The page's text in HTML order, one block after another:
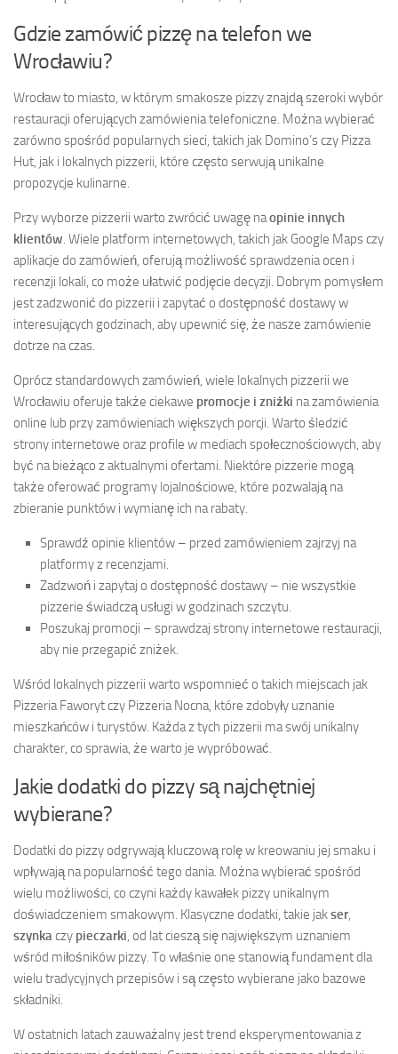
Gdzie zamówić pizzę na telefon we
Wrocławiu?
Wrocław to miasto, w którym smakosze pizzy znajdą szeroki wybór
restauracji oferujących zamówienia telefoniczne. Można wybierać
zarówno spośród popularnych sieci, takich jak Domino’s czy Pizza
Hut, jak i lokalnych pizzerii, które często serwują unikalne
propozycje kulinarne.
Przy wyborze pizzerii warto zwrócić uwagę naopinie innych
klientów. Wiele platform internetowych, takich jak Google Maps czy
aplikacje do zamówień, oferują możliwość sprawdzenia ocen i
recenzji lokali, co może ułatwić podjęcie decyzji. Dobrym pomysłem
jest zadzwonić do pizzerii i zapytać o dostępność dostawy w
interesujących godzinach, aby upewnić się, że nasze zamówienie
dotrze na czas.
Oprócz standardowych zamówień, wiele lokalnych pizzerii we
Wrocławiu oferuje także ciekawe promocje i zniżki na zamówienia
online lub przy zamówieniach większych porcji. Warto śledzić
strony internetowe oraz profile w mediach społecznościowych, aby
być na bieżąco z aktualnymi ofertami. Niektóre pizzerie mogą
także oferować programy lojalnościowe, które pozwalają na
zbieranie punktów i wymianę ich na rabaty.
Sprawdź opinie klientów – przed zamówieniem zajrzyj na
platformy z recenzjami.
Zadzwoń i zapytaj o dostępność dostawy – nie wszystkie
pizzerie świadczą usługi w godzinach szczytu.
Poszukaj promocji – sprawdzaj strony internetowe restauracji,
aby nie przegapić zniżek.
Wśród lokalnych pizzerii warto wspomnieć o takich miejscach jak
Pizzeria Faworyt czy Pizzeria Nocna, które zdobyły uznanie
mieszkańców i turystów. Każda z tych pizzerii ma swój unikalny
charakter, co sprawia, że warto je wypróbować.
Jakie dodatki do pizzy są najchętniej
wybierane?
Dodatki do pizzy odgrywają kluczową rolę w kreowaniu jej smaku i
wpływają na popularność tego dania. Można wybierać spośród
wielu możliwości, co czyni każdy kawałek pizzy unikalnym
doświadczeniem smakowym. Klasyczne dodatki, takie jakser,
szynkaczy pieczarki, od lat cieszą się największym uznaniem
wśród miłośników pizzy. To właśnie one stanowią fundament dla
wielu tradycyjnych przepisów i są często wybierane jako bazowe
składniki.
W ostatnich latach zauważalny jest trend eksperymentowania z